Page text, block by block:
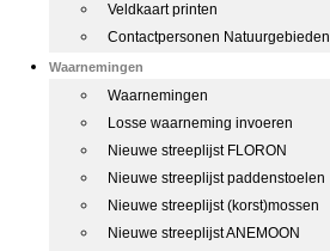
Veldkaart printen
Contactpersonen Natuurgebieden
Waarnemingen
Waarnemingen
Losse waarneming invoeren
Nieuwe streeplijst FLORON
Nieuwe streeplijst paddenstoelen
Nieuwe streeplijst (korst)mossen
Nieuwe streeplijst ANEMOON